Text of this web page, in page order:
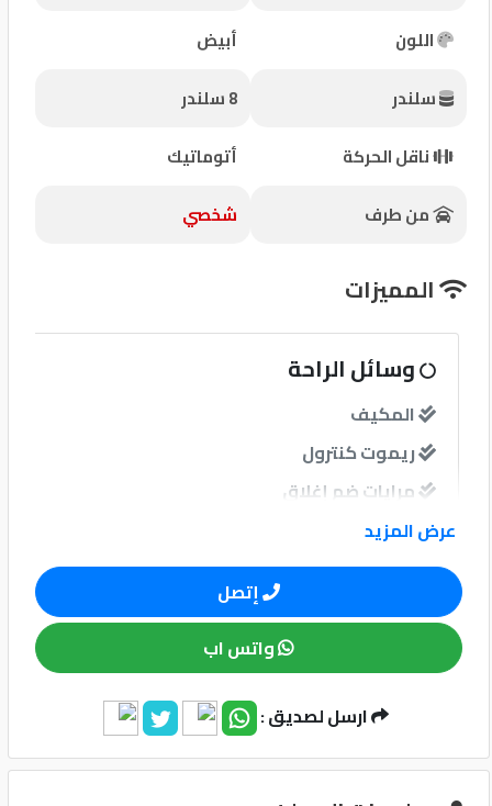
المنتدى
كيو
نمبر
كيو
كارز
كيو
ماركت
الدليل
القطري
2020
©
اللون
أبيض
سلندر
8 سلندر
ناقل الحركة
أتوماتيك
من طرف
شخصي
المميزات
وسائل الراحة
المكيف
ريموت كنترول
مرايات ضم إغلاق
نوافذ
نوافذ كهربائية امامية
نوافذ كهربائية خلفية
نظام الصوت
مبدل أقراص
عرض المزيد
إتصل
واتس اب
ارسل لصديق :